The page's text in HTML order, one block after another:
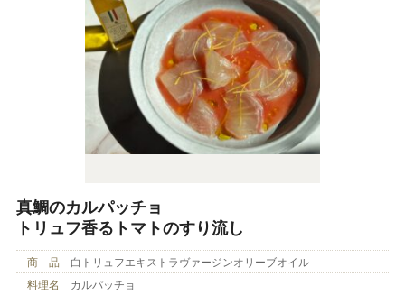
真鯛のカルパッチョ
トリュフ香るトマトのすり流し
商 品
白トリュフエキストラヴァージンオリーブオイル
料理名
カルパッチョ